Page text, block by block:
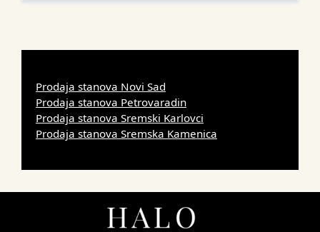
Prodaja stanova Novi Sad
Prodaja stanova Petrovaradin
Prodaja stanova Sremski Karlovci
Prodaja stanova Sremska Kamenica